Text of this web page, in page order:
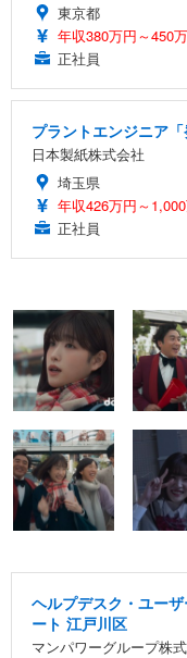
東京都
年収380万円～450
正社員
プラントエンジニア
日本製紙株式会社
埼玉県
年収426万円～
正社員
ヘルプデスク・ユー
ート 江戸川区
マンパワーグループ株